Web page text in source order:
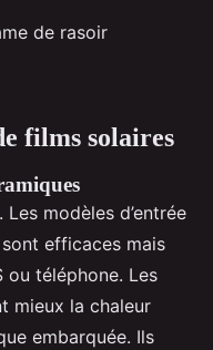
de rasoir
films solaires
modèles d’entrée
efficaces mais
ou téléphone. Les
mieux la chaleur
embarquée. Ils